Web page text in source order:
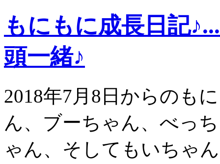
もにもに成長日記
頭一緒♪
2018年7月8日からのも
ん、ブーちゃん、べっ
ゃん、そしてもいちゃ